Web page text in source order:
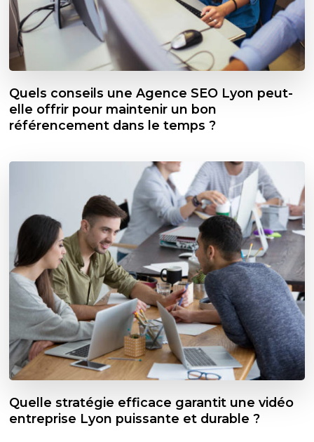
Quels conseils une Agence SEO Lyon peut-
elle offrir pour maintenir un bon
référencement dans le temps ?
Quelle stratégie efficace garantit une vidéo
entreprise Lyon puissante et durable ?